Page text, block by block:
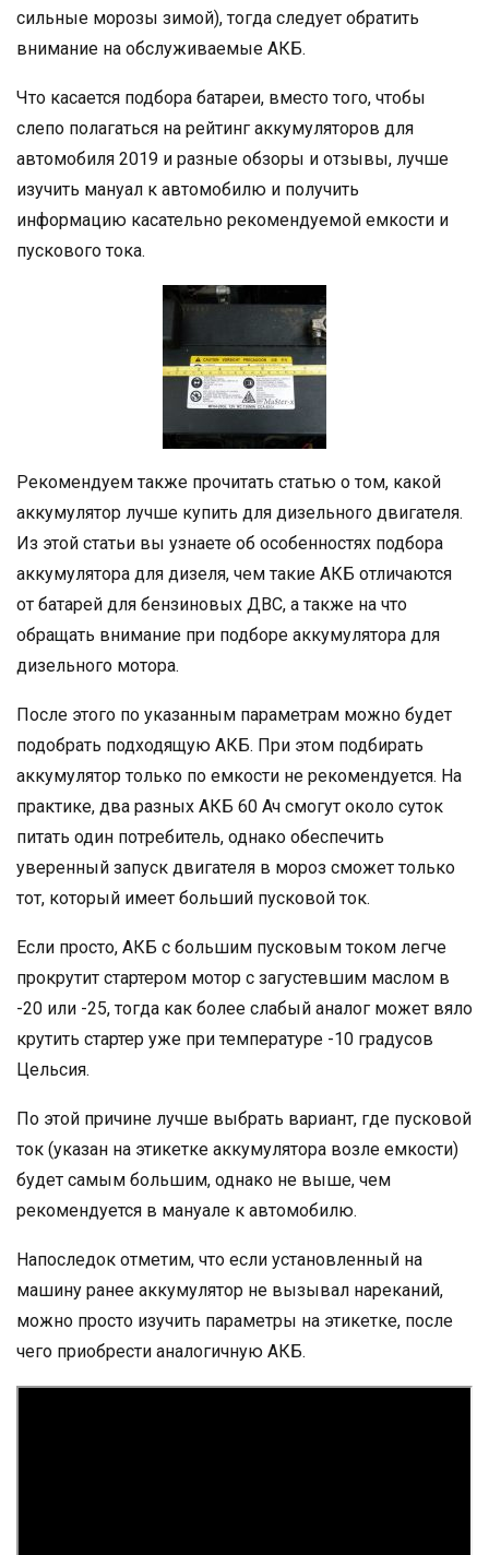
сильные морозы зимой), тогда следует обратить
внимание на обслуживаемые АКБ.
Что касается подбора батареи, вместо того, чтобы
слепо полагаться на рейтинг аккумуляторов для
автомобиля 2019 и разные обзоры и отзывы, лучше
изучить мануал к автомобилю и получить
информацию касательно рекомендуемой емкости и
пускового тока.
Рекомендуем также прочитать статью о том, какой
аккумулятор лучше купить для дизельного двигателя.
Из этой статьи вы узнаете об особенностях подбора
аккумулятора для дизеля, чем такие АКБ отличаются
от батарей для бензиновых ДВС, а также на что
обращать внимание при подборе аккумулятора для
дизельного мотора.
После этого по указанным параметрам можно будет
подобрать подходящую АКБ. При этом подбирать
аккумулятор только по емкости не рекомендуется. На
практике, два разных АКБ 60 Ач смогут около суток
питать один потребитель, однако обеспечить
уверенный запуск двигателя в мороз сможет только
тот, который имеет больший пусковой ток.
Если просто, АКБ с большим пусковым током легче
прокрутит стартером мотор с загустевшим маслом в
-20 или -25, тогда как более слабый аналог может вяло
крутить стартер уже при температуре -10 градусов
Цельсия.
По этой причине лучше выбрать вариант, где пусковой
ток (указан на этикетке аккумулятора возле емкости)
будет самым большим, однако не выше, чем
рекомендуется в мануале к автомобилю.
Напоследок отметим, что если установленный на
машину ранее аккумулятор не вызывал нареканий,
можно просто изучить параметры на этикетке, после
чего приобрести аналогичную АКБ.